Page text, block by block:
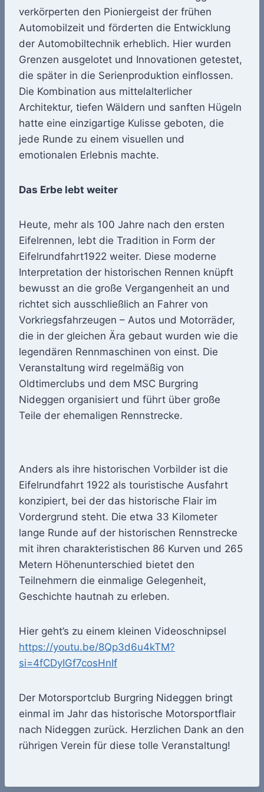
verkörperten den Pioniergeist der frühen
Automobilzeit und förderten die Entwicklung
der Automobiltechnik erheblich. Hier wurden
Grenzen ausgelotet und Innovationen getestet,
die später in die Serienproduktion einflossen.
Die Kombination aus mittelalterlicher
Architektur, tiefen Wäldern und sanften Hügeln
hatte eine einzigartige Kulisse geboten, die
jede Runde zu einem visuellen und
emotionalen Erlebnis machte.
Das Erbe lebt weiter
Heute, mehr als 100 Jahre nach den ersten
Eifelrennen, lebt die Tradition in Form der
Eifelrundfahrt1922 weiter. Diese moderne
Interpretation der historischen Rennen knüpft
bewusst an die große Vergangenheit an und
richtet sich ausschließlich an Fahrer von
Vorkriegsfahrzeugen – Autos und Motorräder,
die in der gleichen Ära gebaut wurden wie die
legendären Rennmaschinen von einst. Die
Veranstaltung wird regelmäßig von
Oldtimerclubs und dem MSC Burgring
Nideggen organisiert und führt über große
Teile der ehemaligen Rennstrecke.
Anders als ihre historischen Vorbilder ist die
Eifelrundfahrt 1922 als touristische Ausfahrt
konzipiert, bei der das historische Flair im
Vordergrund steht. Die etwa 33 Kilometer
lange Runde auf der historischen Rennstrecke
mit ihren charakteristischen 86 Kurven und 265
Metern Höhenunterschied bietet den
Teilnehmern die einmalige Gelegenheit,
Geschichte hautnah zu erleben.
Hier geht’s zu einem kleinen Videoschnipsel
https://youtu.be/8Qp3d6u4kTM?
si=4fCDyIGf7cosHnIf
Der Motorsportclub Burgring Nideggen bringt
einmal im Jahr das historische Motorsportflair
nach Nideggen zurück. Herzlichen Dank an den
rührigen Verein für diese tolle Veranstaltung!